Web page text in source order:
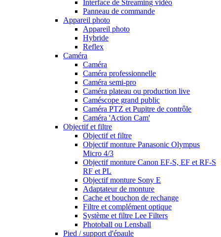
Interface de Streaming vidéo
Panneau de commande
Appareil photo
Appareil photo
Hybride
Reflex
Caméra
Caméra
Caméra professionnelle
Caméra semi-pro
Caméra plateau ou production live
Caméscope grand public
Caméra PTZ et Pupitre de contrôle
Caméra 'Action Cam'
Objectif et filtre
Objectif et filtre
Objectif monture Panasonic Olympus
Micro 4/3
Objectif monture Canon EF-S, EF et RF-S
RF et PL
Objectif monture Sony E
Adaptateur de monture
Cache et bouchon de rechange
Filtre et complément optique
Système et filtre Lee Filters
Photoball ou Lensball
Pied / support d'épaule